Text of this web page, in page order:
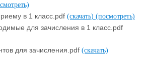
в 1 класс.pdf (скачать) (посмотреть)
для зачисления в 1 класс.pdf
для зачисления.pdf (скачать)